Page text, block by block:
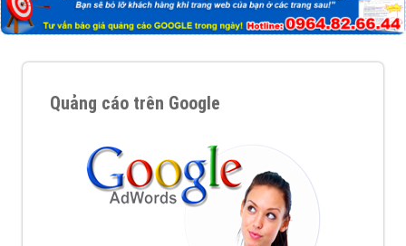
Nếu bạn đang cần quảng cáo, thiết kế web,
triển Website cho doanh nghiệp mình
. Đừng chần
chừ hãy nhấc máy lên và gọi ngay cho chúng tôi theo
Hotline: 0964 82 6644 (24/7) hoặc email:
để được tư vấn chuyên